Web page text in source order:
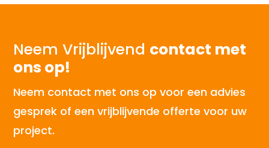
Neem Vrijblijvend contact met
ons op!
Neem contact met ons op voor een advies
gesprek of een vrijblijvende offerte voor uw
project.